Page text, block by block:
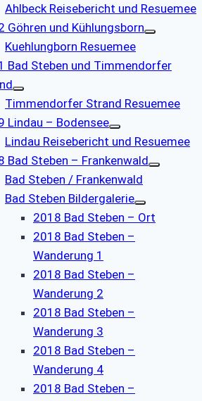
Ahlbeck Reisebericht und Resuemee
Göhren und Kühlungsborn
Kuehlungborn Resuemee
Bad Steben und Timmendorfer
Timmendorfer Strand Resuemee
Lindau – Bodensee
Lindau Reisebericht und Resuemee
Bad Steben – Frankenwald
Bad Steben / Frankenwald
Bad Steben Bildergalerie
2018 Bad Steben – Ort
2018 Bad Steben –
Wanderung 1
2018 Bad Steben –
Wanderung 2
2018 Bad Steben –
Wanderung 3
2018 Bad Steben –
Wanderung 4
2018 Bad Steben –